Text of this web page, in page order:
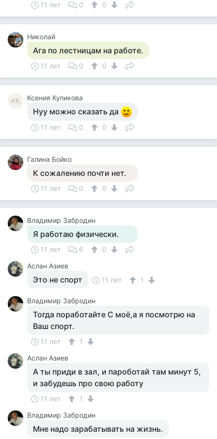
11 лет 0 0
Николай
Ага по лестницам на работе.
11 лет 0 0
КК Ксения Куликова
Нуу можно сказать да
11 лет 0 0
Галина Бойко
К сожалению почти нет.
11 лет 0 0
Владимир Забродин
Я работаю физически.
11 лет 6
0
Аслан Азиев
Это не спорт 11 лет 1
Владимир Забродин
Тогда поработайте С моё,а я посмотрю на
Ваш спорт.
11 лет
1
Аслан Азиев
А ты приди в зал, и пароботай там минут 5,
и забудешь про свою работу
11 лет
1
Владимир Забродин
Мне надо зарабатывать на жизнь.